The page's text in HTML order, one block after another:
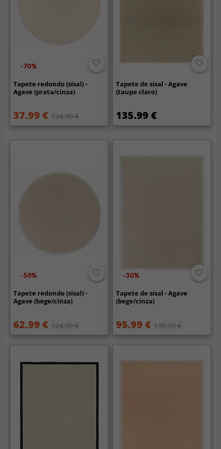
-70%
Tapete redondo (sisal) -
Agave (prata/cinza)
37.99 € 124.99 €
Tapete de sisal - Agave
(taupe claro)
135.99 €
-50%
Tapete redondo (sisal) -
Agave (bege/cinza)
62.99 € 124.99 €
-30%
Tapete de sisal - Agave
(bege/cinza)
95.99 € 135.99 €